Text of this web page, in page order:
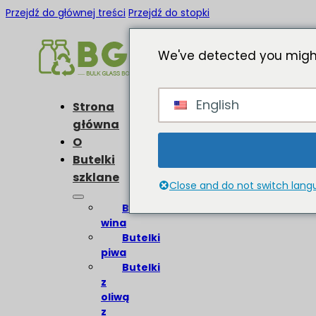
Przejdź do głównej treści Przejdź do stopki
Strona
główna
O
Butelki
szklane
Butelki
wina
Butelki
piwa
Butelki
z
oliwą
z
We've detected you
English
Close and do not switch